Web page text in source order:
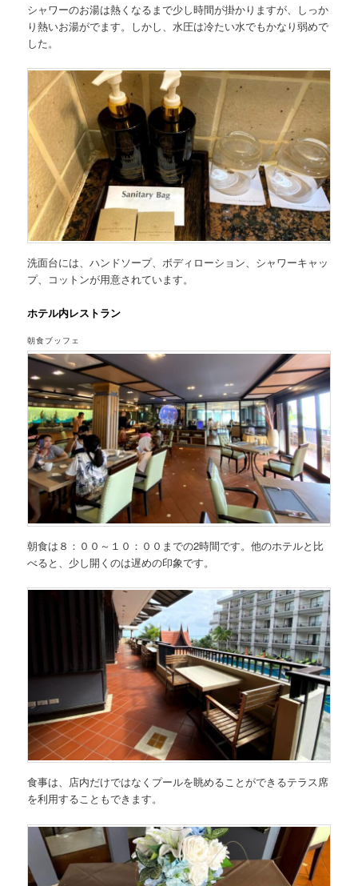
シャワーのお湯は熱くなるまで少し時間が掛かりますが、しっか
り熱いお湯がでます。しかし、水圧は冷たい水でもかなり弱めで
した。
洗面台には、ハンドソープ、ボディローション、シャワーキャッ
プ、コットンが用意されています。
ホテル内レストラン
朝食ブッフェ
朝食は８：００～１０：００までの2時間です。他のホテルと比
べると、少し開くのは遅めの印象です。
食事は、店内だけではなくプールを眺めることができるテラス席
を利用することもできます。